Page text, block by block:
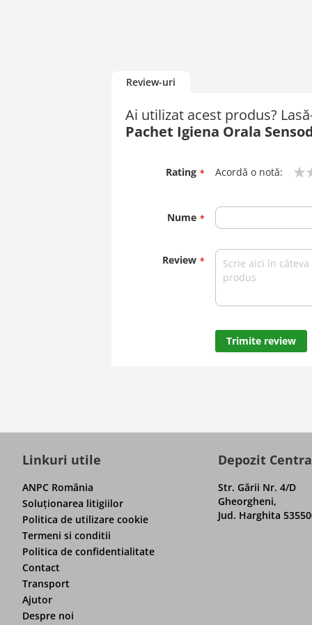
Review-uri
Ai utilizat acest produs?
Pachet Igiena Orala
Rating
Acordă o notă:
Nume
Review
Trimite review
Linkuri utile
ANPC România
Soluţionarea litigiilor
Politica de utilizare cookie
Termeni si conditii
Politica de confidentialitate
Contact
Transport
Ajutor
Despre noi
Depozit
Str. Gării Nr. 4/D
Gheorgheni,
Jud. Harghita